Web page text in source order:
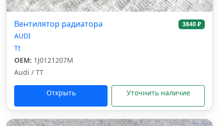
Вентилятор радиатора 3840 ₽
AUDI
Tt
OEM: 1J0121207M
Audi / TT
Открыть Уточнить наличие